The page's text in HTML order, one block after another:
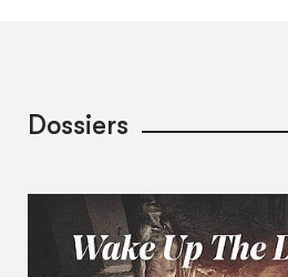
Dossiers